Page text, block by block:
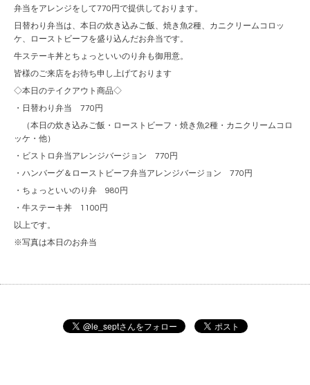
弁当をアレンジをして770円で提供しております。
日替わり弁当は、本日の炊き込みご飯、焼き魚2種、カニクリームコロッ
ケ、ローストビーフを盛り込んだお弁当です。
牛ステーキ丼とちょっといいのり弁も御用意。
皆様のご来店をお待ち申し上げております
◇本日のテイクアウト商品◇
・日替わり弁当 770円
（本日の炊き込みご飯・ローストビーフ・焼き魚2種・カニクリームコロ
ッケ・他）
・ビストロ弁当アレンジバージョン 770円
・ハンバーグ＆ローストビーフ弁当アレンジバージョン 770円
・ちょっといいのり弁 980円
・牛ステーキ丼 1100円
以上です。
※写真は本日のお弁当